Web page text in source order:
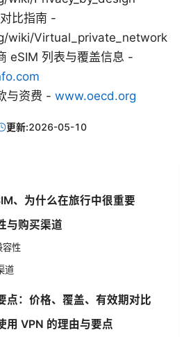
比指南 -
wiki/Virtual_private_network
eSIM 列表与覆盖信息 -
与资费 - www.oecd.org
更新:2026-05-10
、为什么在旅行中很重要
与购买渠道
容性
道
点：价格、覆盖、有效期对比
用 VPN 的理由与要点